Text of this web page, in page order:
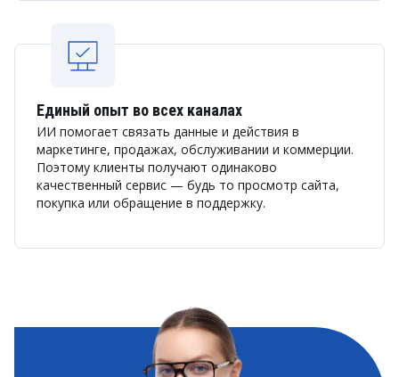
Единый опыт во всех каналах
ИИ помогает связать данные и действия в
маркетинге, продажах, обслуживании и коммерции.
Поэтому клиенты получают одинаково
качественный сервис — будь то просмотр сайта,
покупка или обращение в поддержку.